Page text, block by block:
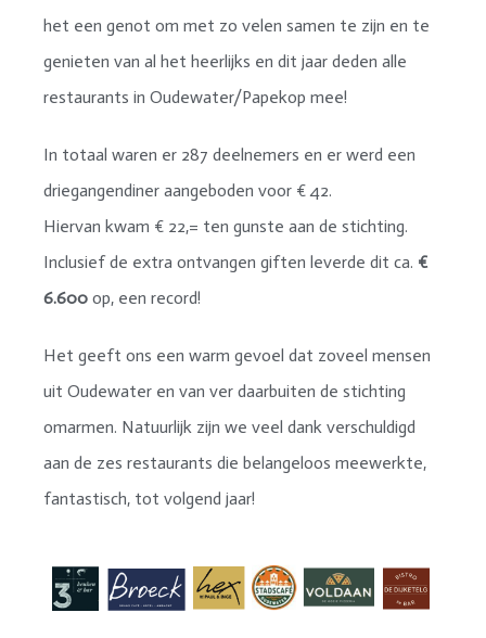
het een genot om met zo velen samen te zijn en te
genieten van al het heerlijks en dit jaar deden alle
restaurants in Oudewater/Papekop mee!
In totaal waren er 287 deelnemers en er werd een
driegangendiner aangeboden voor € 42.
Hiervan kwam € 22,= ten gunste aan de stichting.
Inclusief de extra ontvangen giften leverde dit ca. €
6.600 op, een record!
Het geeft ons een warm gevoel dat zoveel mensen
uit Oudewater en van ver daarbuiten de stichting
omarmen. Natuurlijk zijn we veel dank verschuldigd
aan de zes restaurants die belangeloos meewerkte,
fantastisch, tot volgend jaar!